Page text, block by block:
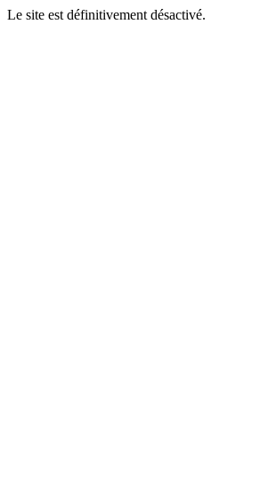
Le site est définitivement désactivé.